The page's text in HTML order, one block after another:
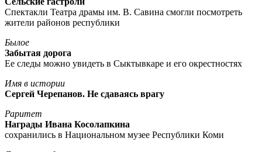
Спектакли Театра драмы им. В. Савина смогли посмотреть
жители районов республики
Былое
Забытая дорога
Ее следы можно увидеть в Сыктывкаре и его окрестностях
Имя в истории
Сергей Черепанов. Не сдаваясь врагу
Раритет
Награды Ивана Косолапкина
сохранились в Национальном музее Республики Коми